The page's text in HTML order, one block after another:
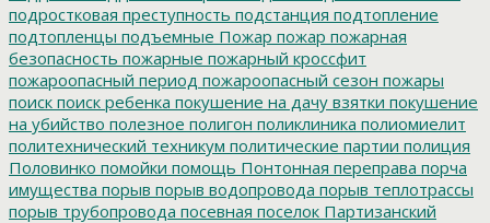
подростковая преступность подстанция подтопление
подтопленцы подъемные Пожар пожар пожарная
безопасность пожарные пожарный кроссфит
пожароопасный период пожароопасный сезон пожары
поиск поиск ребенка покушение на дачу взятки покушение
на убийство полезное полигон поликлиника полиомиелит
политехнический техникум политические партии полиция
Половинко помойки помощь Понтонная переправа порча
имущества порыв порыв водопровода порыв теплотрассы
порыв трубопровода посевная поселок Партизанский